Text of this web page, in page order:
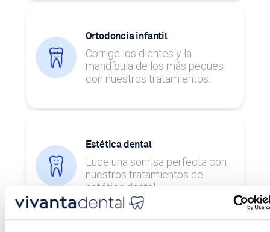
Ortodoncia infantil
Corrige los dientes y la
mandíbula de los más peques
con nuestros tratamientos.
Estética dental
Luce una sonrisa perfecta con
nuestros tratamientos de
estética dental.